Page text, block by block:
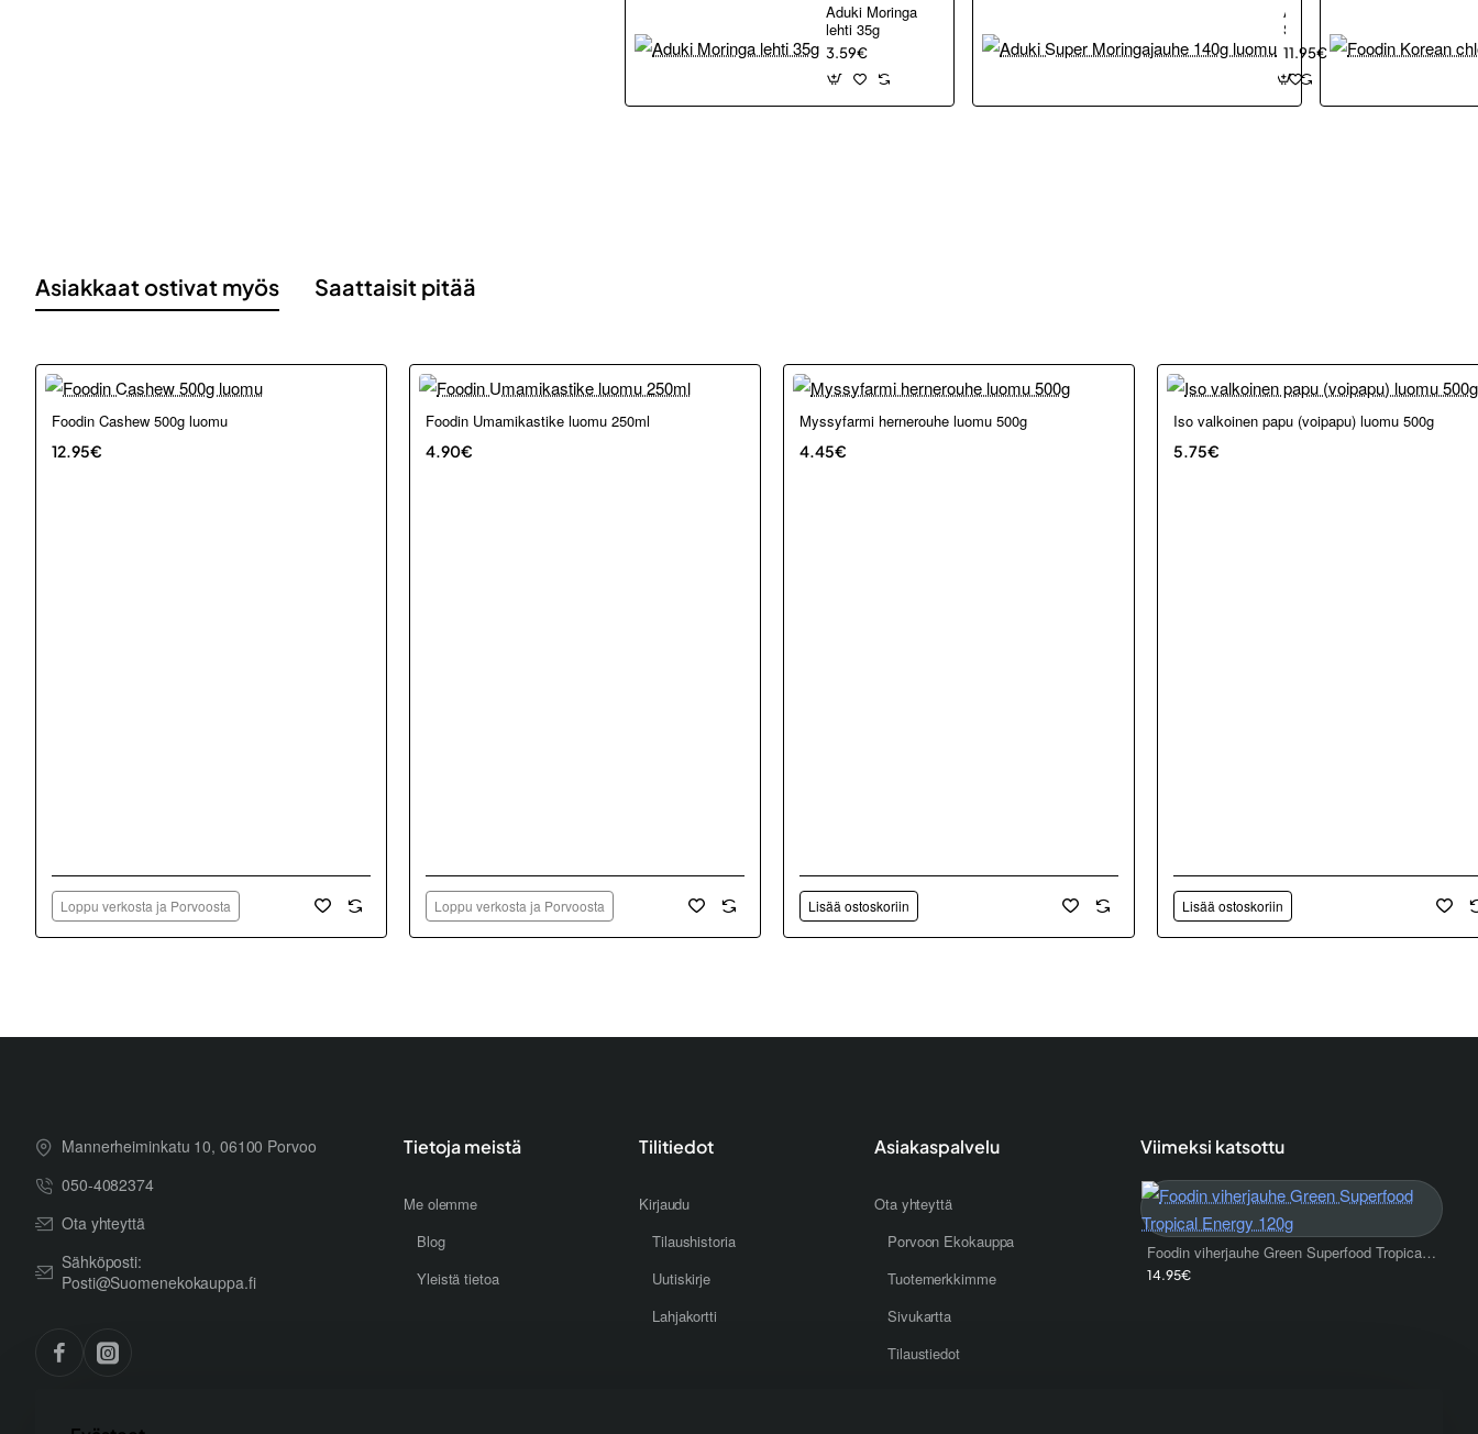
Aduki Moringa
lehti 35g
3.59€
Aduki
Super
Moringajauhe
140g
luomu
11.95€
Asiakkaat ostivat myös Saattaisit pitää
Loppu verkosta ja Porvoosta
Foodin Cashew 500g luomu
12.95€
Loppu verkosta ja Porvoosta
Loppu verkosta ja Porvoosta
Foodin Umamikastike luomu 250ml
4.90€
Loppu verkosta ja Porvoosta
Myssyfarmi hernerouhe luomu 500g
4.45€
Lisää ostoskoriin
Iso valkoinen papu (voipapu) luomu 500g
5.75€
Lisää ostoskoriin
Mannerheiminkatu 10, 06100 Porvoo
050-4082374
Ota yhteyttä
Sähköposti:
Posti@Suomenekokauppa.fi
Tietoja meistä
Me olemme
Blog
Yleistä tietoa
Tilitiedot
Kirjaudu
Tilaushistoria
Uutiskirje
Lahjakortti
Asiakaspalvelu
Ota yhteyttä
Porvoon Ekokauppa
Tuotemerkkimme
Sivukartta
Tilaustiedot
Viimeksi katsottu
Foodin viherjauhe Green Superfood Tropical Energy 120g
14.95€